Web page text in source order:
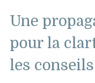
Une
pour la
les conseils